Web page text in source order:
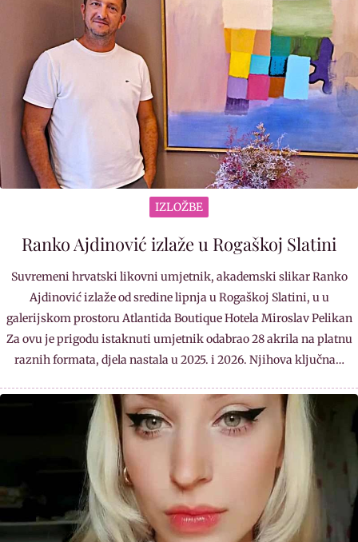
IZLOŽBE
Ranko Ajdinović izlaže u Rogaškoj Slatini
Suvremeni hrvatski likovni umjetnik, akademski slikar Ranko
Ajdinović izlaže od sredine lipnja u Rogaškoj Slatini, u u
galerijskom prostoru Atlantida Boutique Hotela Miroslav Pelikan
Za ovu je prigodu istaknuti umjetnik odabrao 28 akrila na platnu
raznih formata, djela nastala u 2025. i 2026. Njihova ključna…